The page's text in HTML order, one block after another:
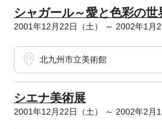
シャガール～愛と色彩の世
2001年12月22日（土） ～ 2002年1月
北九州市立美術館
シエナ美術展
2001年12月22日（土） ～ 2002年2月